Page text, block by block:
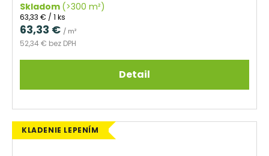
Skladom (>300 m²)
52,34 € bez DPH
63,33 € / m²
Jednotková
cena:
63,33 € / 1 ks
Detail
KLADENIE LEPENÍM